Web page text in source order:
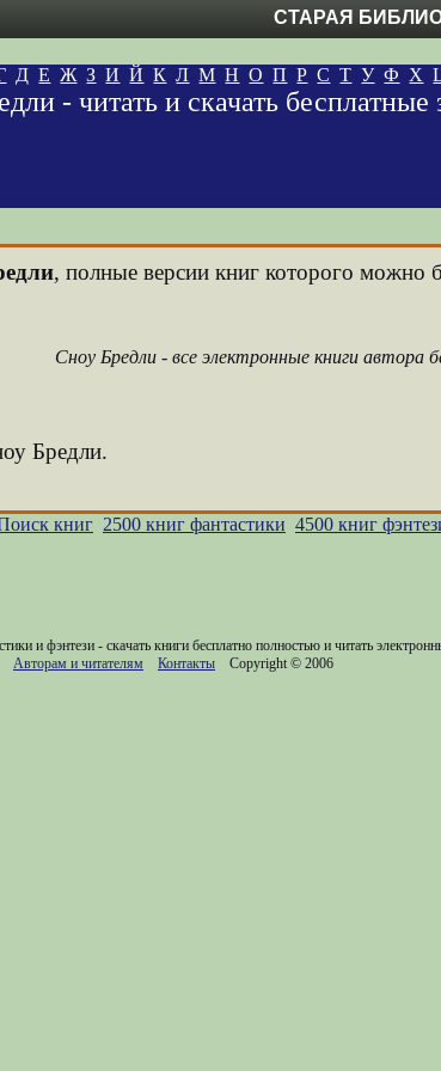
СТАРАЯ
Д Е Ж З И Й К Л М Н О П Р С Т У Ф Х
- читать и скачать
, полные версии книг которого можно
Сноу Бредли - все электронные книги автора
Бредли.
книг 2500 книг фантастики 4500 книг
и фэнтези - скачать книги бесплатно полностью и читать
Авторам и читателям
Контакты Copyright © 2006